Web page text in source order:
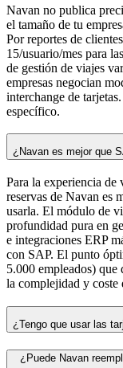
Navan no publica
el tamaño de tu
Por reportes de
15/usuario/mes para
de gestión de viajes
empresas negocian
interchange de
específico.
¿Navan es mejor que
Para la experiencia
reservas de Navan es
usarla. El módulo de
profundidad pura en
e integraciones ERP
con SAP. El punto
5.000 empleados) que
la complejidad y coste
¿Tengo que usar las
¿Puede Navan